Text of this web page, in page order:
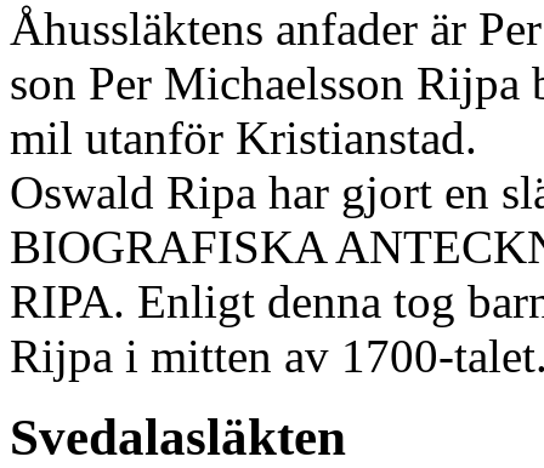
Åhussläktens anfader är
son Per Michaelsson
mil utanför Kristianstad.
Oswald Ripa har gjort en
BIOGRAFISKA
RIPA. Enligt denna tog
Rijpa i mitten av 1700-
Svedalasläkten